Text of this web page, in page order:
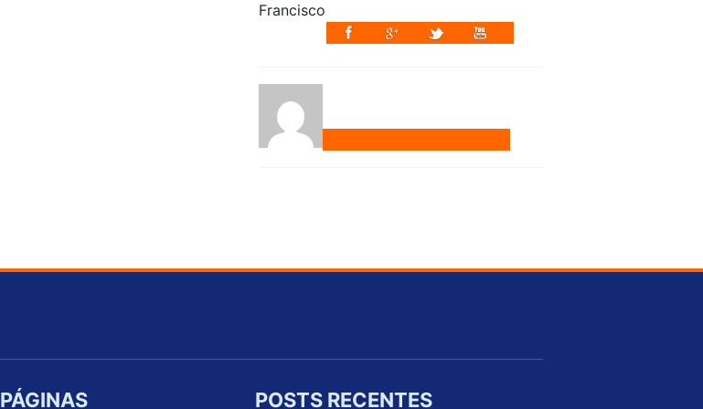
PÁGINAS POSTS RECENTES